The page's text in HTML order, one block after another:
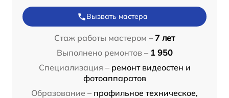
Вызвать мастера
Стаж работы мастером – 7 лет
Выполнено ремонтов – 1 950
Специализация – ремонт видеостен и
фотоаппаратов
Образование – профильное техническое,